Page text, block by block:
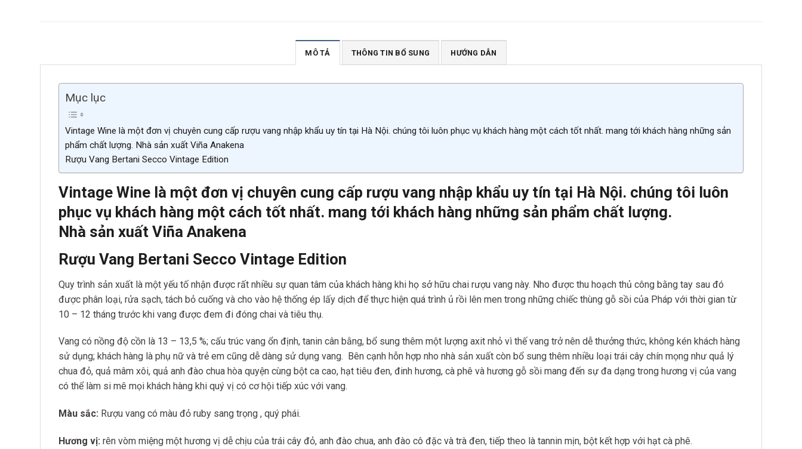
MÔ TẢ THÔNG TIN BỔ SUNG HƯỚNG DẪN
Mục lục
Vintage Wine là một đơn vị chuyên cung cấp rượu vang nhập khẩu uy tín tại Hà Nội. chúng tôi luôn phục vụ khách hàng một cách tốt nhất. mang tới khách hàng những sản
phẩm chất lượng. Nhà sản xuất Viña Anakena
Rượu Vang Bertani Secco Vintage Edition
Vintage Wine là một đơn vị chuyên cung cấp rượu vang nhập khẩu uy tín tại Hà Nội. chúng tôi luôn
phục vụ khách hàng một cách tốt nhất. mang tới khách hàng những sản phẩm chất lượng.
Nhà sản xuất Viña Anakena
Rượu Vang Bertani Secco Vintage Edition
Quy trình sản xuất là một yếu tố nhận được rất nhiều sự quan tâm của khách hàng khi họ sở hữu chai rượu vang này. Nho được thu hoạch thủ công bằng tay sau đó
được phân loại, rửa sạch, tách bỏ cuống và cho vào hệ thống ép lấy dịch để thực hiện quá trình ủ rồi lên men trong những chiếc thùng gỗ sồi của Pháp với thời gian từ
10 – 12 tháng trước khi vang được đem đi đóng chai và tiêu thụ.
Vang có nồng độ cồn là 13 – 13,5 %; cấu trúc vang ổn định, tanin cân bằng, bổ sung thêm một lượng axit nhỏ vì thế vang trở nên dễ thưởng thức, không kén khách hàng
sử dụng; khách hàng là phụ nữ và trẻ em cũng dễ dàng sử dụng vang. Bên cạnh hỗn hợp nho nhà sản xuất còn bổ sung thêm nhiều loại trái cây chín mọng như quả lý
chua đỏ, quả mâm xôi, quả anh đào chua hòa quyện cùng bột ca cao, hạt tiêu đen, đinh hương, cà phê và hương gỗ sồi mang đến sự đa dạng trong hương vị của vang
có thể làm si mê mọi khách hàng khi quý vị có cơ hội tiếp xúc với vang.
Màu sắc: Rượu vang có màu đỏ ruby sang trọng , quý phái.
Hương vị: rên vòm miệng một hương vị dễ chịu của trái cây đỏ, anh đào chua, anh đào cô đặc và trà đen, tiếp theo là tannin mịn, bột kết hợp với hạt cà phê.